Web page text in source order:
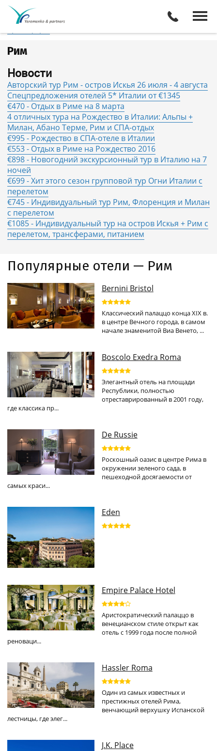
Италия
Экскурсии
Рим
Новости
Авторский тур Рим - остров Искья 26 июля - 4 августа
Спецпредложения отелей 5* Италии от €1345
€470 - Отдых в Риме на 8 марта
4 отличных тура на Рождество в Италии: Альпы +
Милан, Абано Терме, Рим и СПА-отдых
€995 - Рождество в СПА-отеле в Италии
€553 - Отдых в Риме на Рождество 2016
€898 - Новогодний экскурсионный тур в Италию на 7
ночей
€699 - Хит этого сезон групповой тур Огни Италии с
перелетом
€745 - Индивидуальный тур Рим, Флоренция и Милан
с перелетом
€1085 - Индивидуальный тур на остров Искья + Рим с
перелетом, трансферами, питанием
Популярные отели — Рим
Bernini Bristol
Классический палаццо конца XIX в.
в центре Вечного города, в самом
начале знаменитой Виа Венето, ...
Boscolo Exedra Roma
Элегантный отель на площади
Республики, полностью
отреставрированный в 2001 году,
где классика пр...
De Russie
Роскошный оазис в центре Рима в
окружении зеленого сада, в
пешеходной досягаемости от
самых краси...
Eden
Empire Palace Hotel
Аристократический палаццо в
венецианском стиле открыт как
отель с 1999 года после полной
реноваци...
Hassler Roma
Один из самых известных и
престижных отелей Рима,
венчающий верхушку Испанской
лестницы, где элег...
J.K. Place